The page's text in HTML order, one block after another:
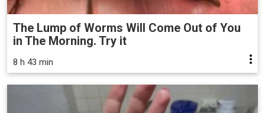
The Lump of Worms Will Come Out of You
in The Morning. Try it
8 h 43 min